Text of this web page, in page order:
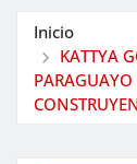
Inicio
KATTYA